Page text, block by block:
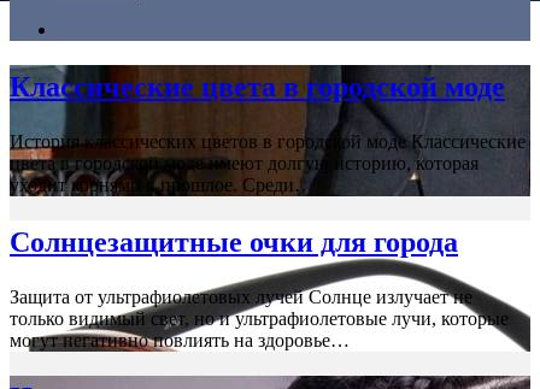
Классические цвета в городской моде
История классических цветов в городской моде Классические
цвета в городской моде имеют долгую историю, которая
уходит корнями в прошлое. Среди…
Солнцезащитные очки для города
Защита от ультрафиолетовых лучей Солнце излучает не
только видимый свет, но и ультрафиолетовые лучи, которые
могут негативно повлиять на здоровье…